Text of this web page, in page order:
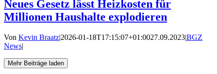
Neues Gesetz lässt Heizkosten für
Millionen Haushalte explodieren
Von Kevin Braatz|2026-01-18T17:15:07+01:0027.09.2023|BGZ
News|
Mehr Beiträge laden